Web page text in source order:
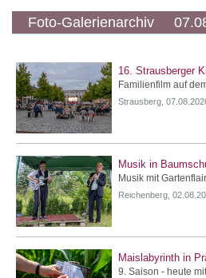
Foto-Galerienarchiv
16. Strausberger
Familienfilm auf
Strausberg,
Musik in
Musik mit Gartenflair
Reichenberg,
Maislabyrinth in
9. Saison - heute